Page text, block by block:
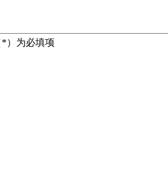
*）为必填项